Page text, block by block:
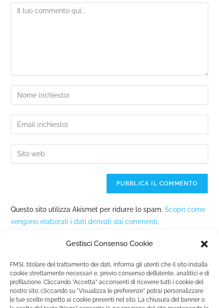
Gestisci Consenso Cookie
FMSI, titolare del trattamento dei dati, informa gli utenti che il sito installa
cookie strettamente necessari e, previo consenso dell’utente, analitici e di
profilazione. Cliccando "Accetta” acconsenti di ricevere tutti i cookie del
nostro sito; cliccando su "Visualizza le preferenze" potrai personalizzare
le tue scelte rispetto ai cookie presenti nel sito. La chiusura del banner o
Questo sito utilizza Akismet per ridurre lo spam.Scopri come
vengono elaborati i dati derivati dai commenti.
Fondazione Marista per la Solidarietà Internazionale ETS